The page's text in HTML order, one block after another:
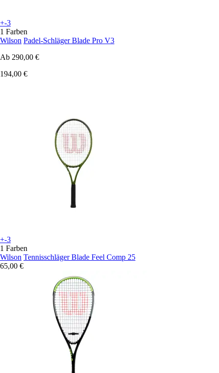
+-3
1 Farben
Wilson Padel-Schläger Blade Pro V3
Ab 290,00 €
194,00 €
+-3
1 Farben
Wilson Tennisschläger Blade Feel Comp 25
65,00 €